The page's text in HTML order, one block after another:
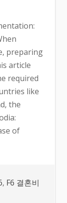
preparing
article
required
like
the
of
, F6 결혼비